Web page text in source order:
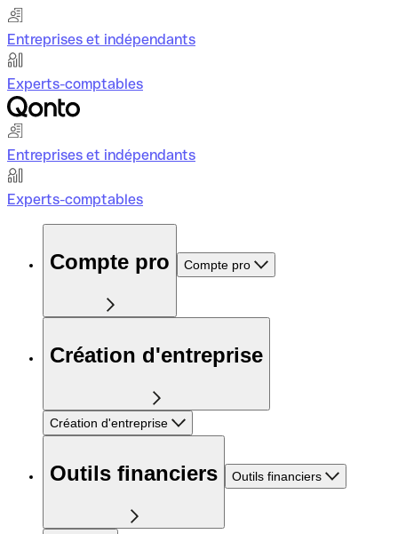
Entreprises et indépendants
Experts-comptables
Entreprises et indépendants
Experts-comptables
Compte pro Compte pro
Création d'entreprise
Création d'entreprise
Outils financiers Outils financiers